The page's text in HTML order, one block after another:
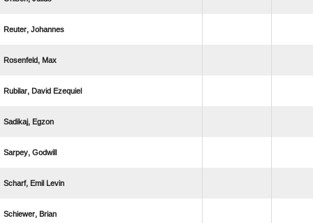
 
 
  
 
 
  
 